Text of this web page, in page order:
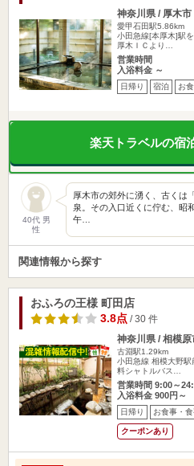
神奈川県 / 厚木市
愛甲石田駅5.86km
小田急線[本厚木]駅
厚木ＩＣより…
営業時間
入浴料金 ～
日帰り 宿泊 お
楽天トラベルの宿
40代 男
性
厚木市の郊外に湧く、古くは
泉。その入口近くに佇む、昭
午…
関連情報から探す
おふろの王様 町田店
3.8点/ 30 件
神奈川県 / 相模原
古淵駅1.29km
小田急線 相模大野
料シャトルバス…
営業時間 9:00～
入浴料金 900円～
日帰り お食事・
クーポンあり